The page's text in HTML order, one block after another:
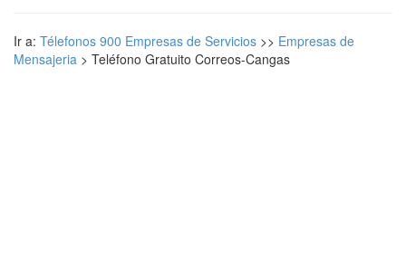
Ir a: Télefonos 900 Empresas de Servicios >> Empresas de
Mensajeria > Teléfono Gratuito Correos-Cangas